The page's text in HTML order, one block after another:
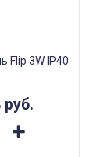
Flip 3W IP40
руб.